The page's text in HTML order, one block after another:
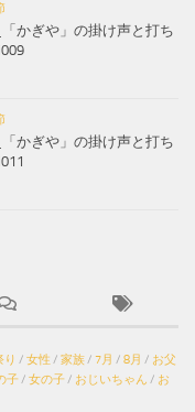
かぎや」の掛け声と打ち
かぎや」の掛け声と打ち
り / 女性 / 家族/ 7月 / 8月 / お父
子/ 女の子/ おじいちゃん / お